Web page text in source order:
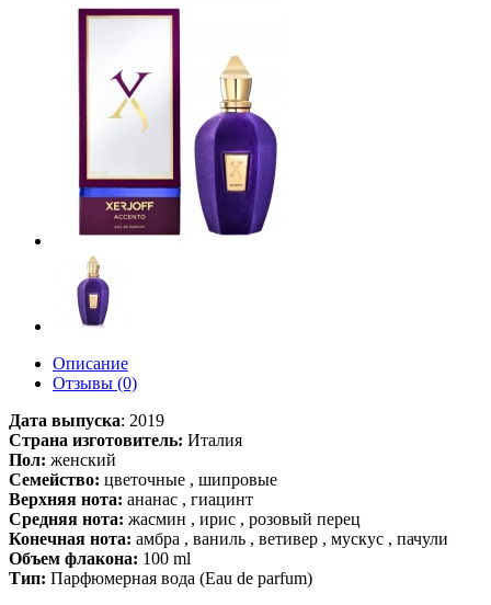
Описание
Отзывы (0)
Дата выпуска: 2019
Страна изготовитель: Италия
Пол: женский
Семейство: цветочные , шипровые
Верхняя нота: ананас , гиацинт
Средняя нота: жасмин , ирис , розовый перец
Конечная нота: амбра , ваниль , ветивер , мускус , пачули
Объем флакона: 100 ml
Тип: Парфюмерная вода (Eau de parfum)